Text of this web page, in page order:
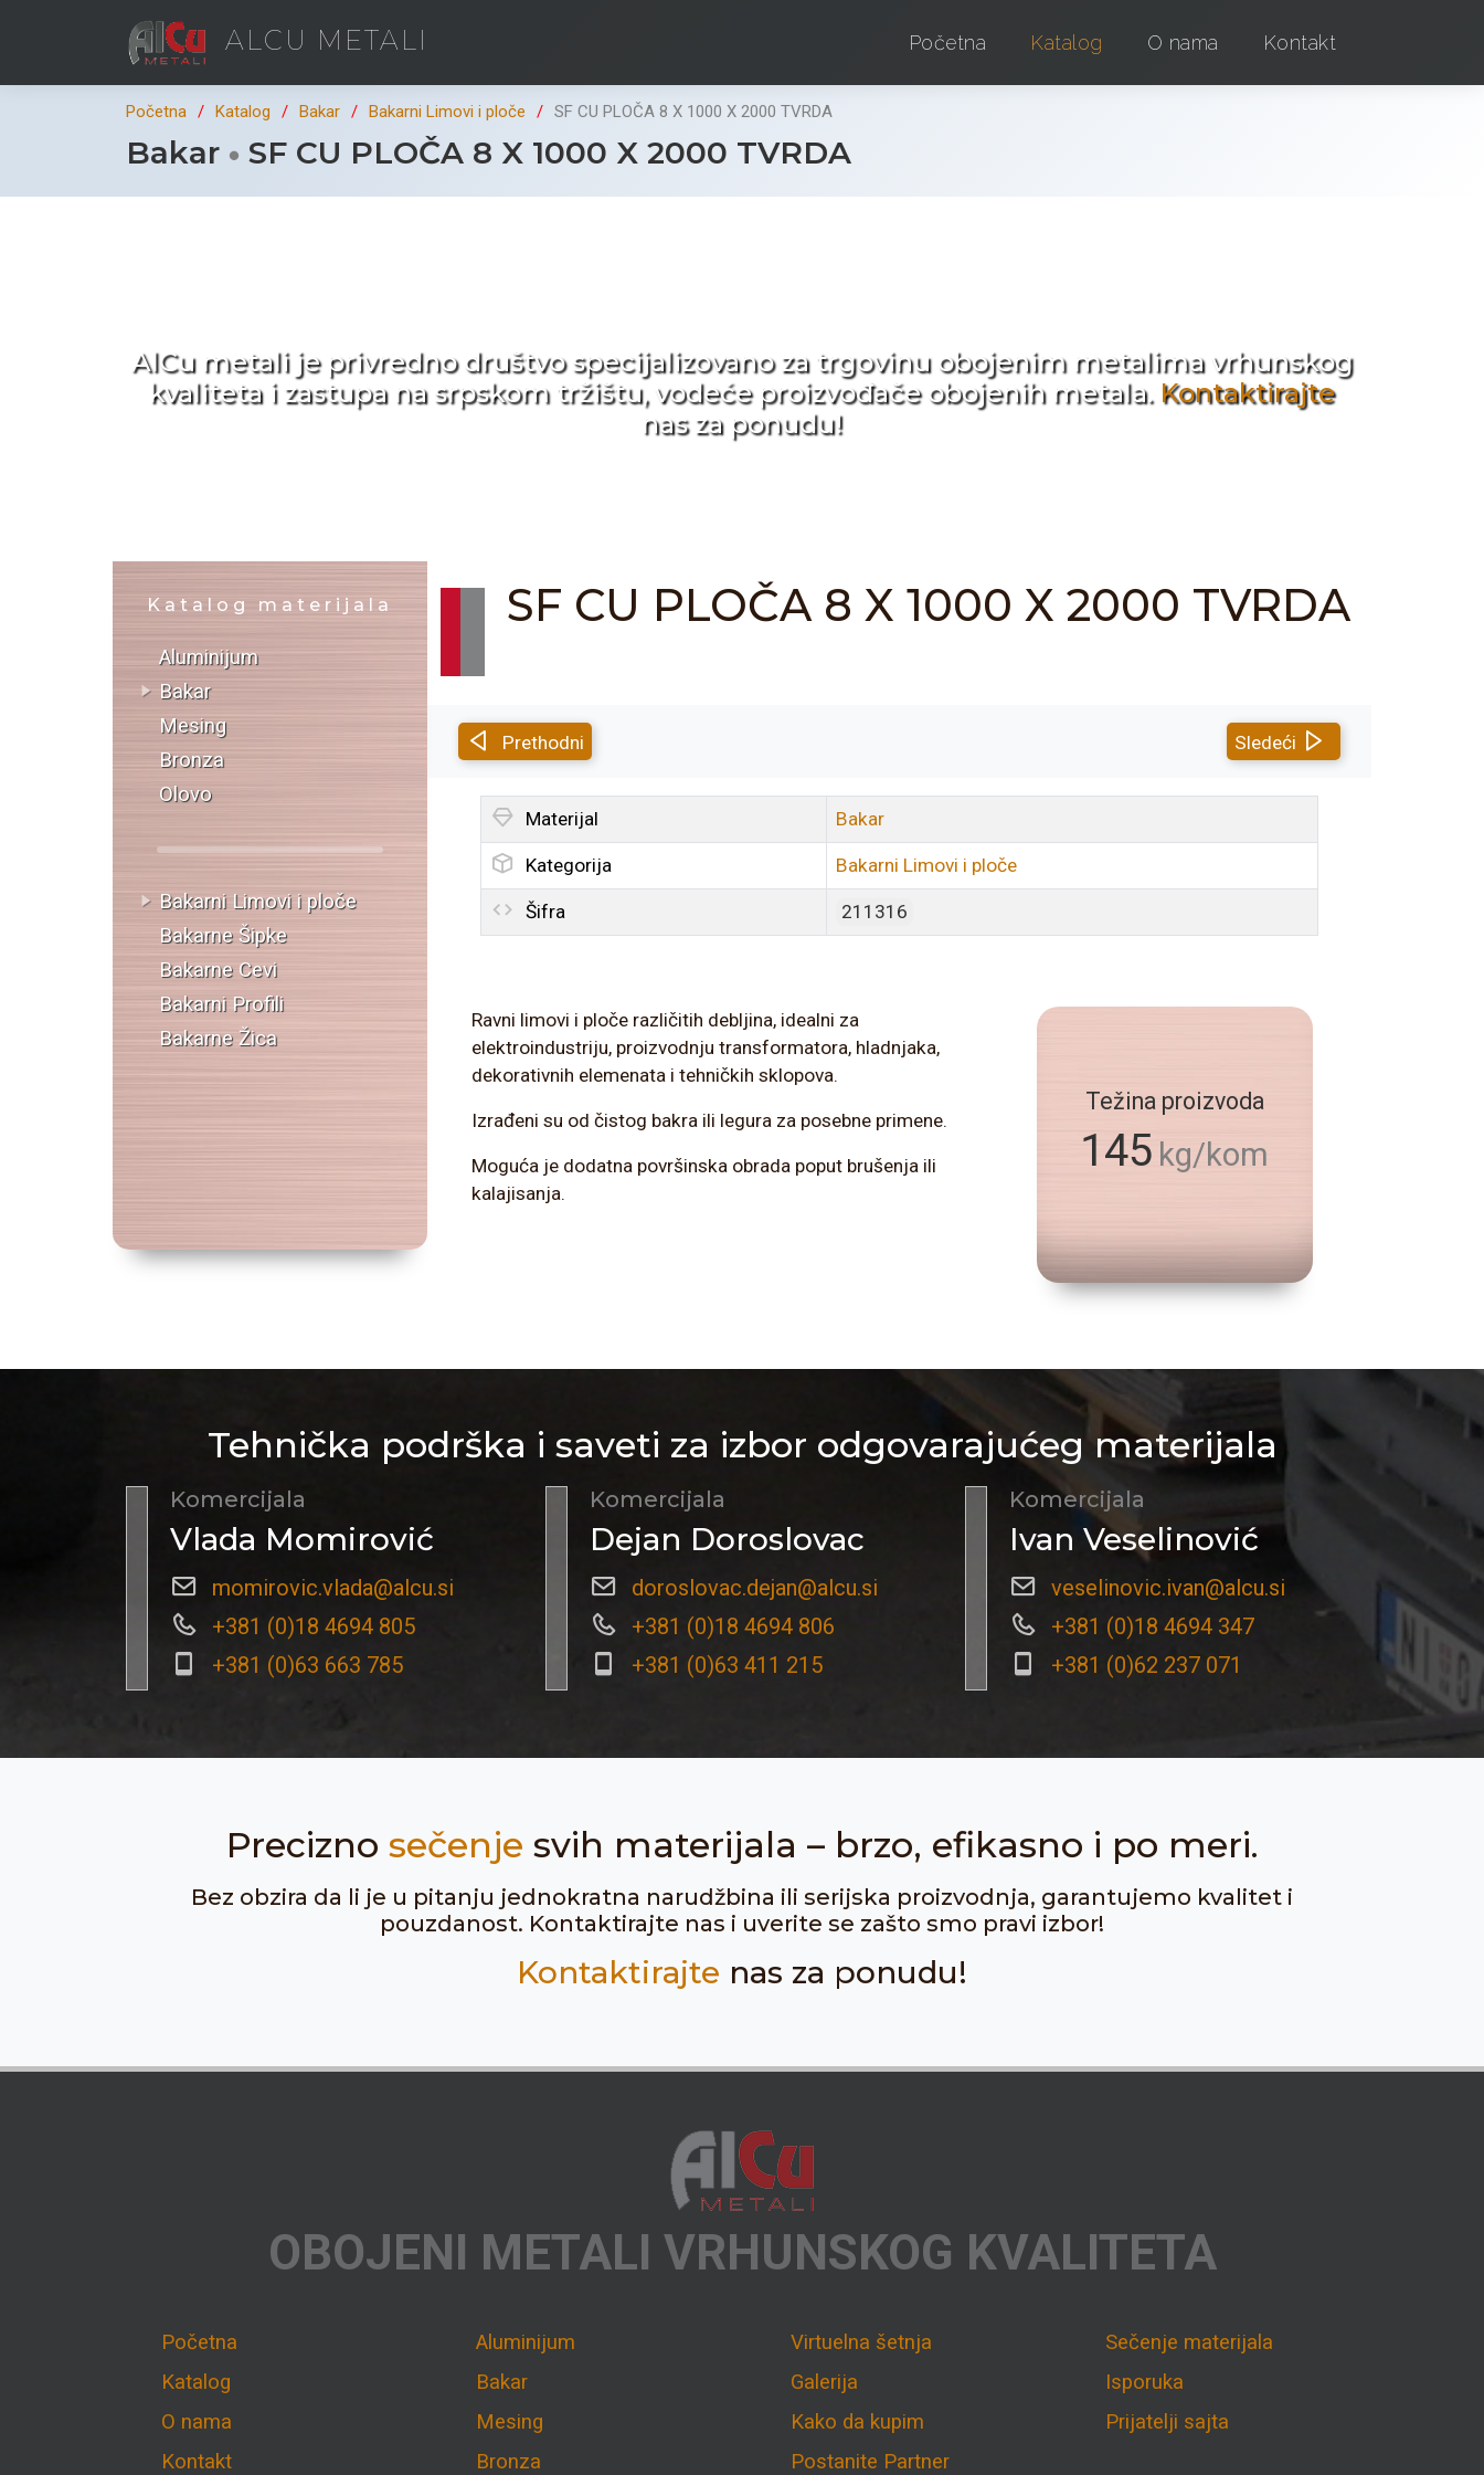
ALCU METALI Početna Katalog O nama Kontakt
Početna Katalog Bakar Bakarni Limovi i ploče SF CU PLOČA 8 X 1000 X 2000 TVRDA
Bakar SF CU PLOČA 8 X 1000 X 2000 TVRDA
AlCu metali je privredno društvo specijalizovano za trgovinu obojenim metalima vrhunskog
kvaliteta i zastupa na srpskom tržištu, vodeće proizvođače obojenih metala. Kontaktirajte
nas za ponudu!
Katalog materijala
Aluminijum
Bakar
Mesing
Bronza
Olovo
Bakarni Limovi i ploče
Bakarne Šipke
Bakarne Cevi
Bakarni Profili
Bakarne Žica
SF CU PLOČA 8 X 1000 X 2000 TVRDA
Prethodni Sledeći
Materijal Bakar
Kategorija Bakarni Limovi i ploče
Šifra 211316
Ravni limovi i ploče različitih debljina, idealni za
elektroindustriju, proizvodnju transformatora, hladnjaka,
dekorativnih elemenata i tehničkih sklopova.
Izrađeni su od čistog bakra ili legura za posebne primene.
Moguća je dodatna površinska obrada poput brušenja ili
kalajisanja.
Težina proizvoda
145 kg/kom
Tehnička podrška i saveti za izbor odgovarajućeg materijala
Komercijala
Vlada Momirović
momirovic.vlada@alcu.si
+381 (0)18 4694 805
+381 (0)63 663 785
Komercijala
Dejan Doroslovac
doroslovac.dejan@alcu.si
+381 (0)18 4694 806
+381 (0)63 411 215
Komercijala
Ivan Veselinović
veselinovic.ivan@alcu.si
+381 (0)18 4694 347
+381 (0)62 237 071
Precizno sečenje svih materijala – brzo, efikasno i po meri.
Bez obzira da li je u pitanju jednokratna narudžbina ili serijska proizvodnja, garantujemo kvalitet i
pouzdanost. Kontaktirajte nas i uverite se zašto smo pravi izbor!
Kontaktirajte nas za ponudu!
OBOJENI METALI VRHUNSKOG KVALITETA
Početna
Katalog
O nama
Kontakt
Aluminijum
Bakar
Mesing
Bronza
Virtuelna šetnja
Galerija
Kako da kupim
Postanite Partner
Sečenje materijala
Isporuka
Prijatelji sajta